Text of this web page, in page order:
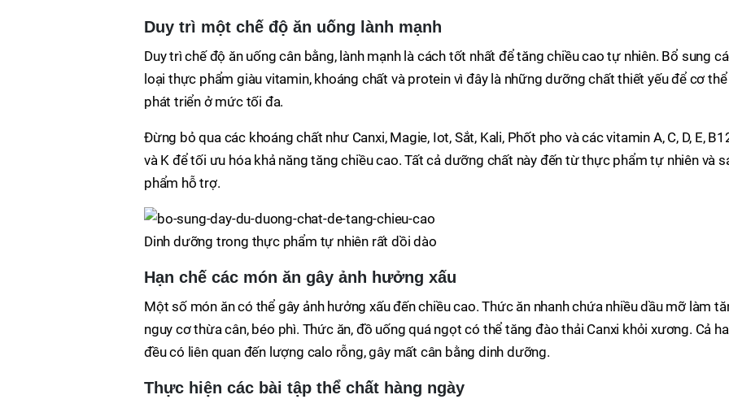
Duy trì một chế độ ăn uống lành mạnh
Duy trì chế độ ăn uống cân bằng, lành mạnh là cách tốt nhất để tăng chiều cao tự nhiên. Bổ sung
loại thực phẩm giàu vitamin, khoáng chất và protein vì đây là những dưỡng chất thiết yếu để cơ thể
phát triển ở mức tối đa.
Đừng bỏ qua các khoáng chất như Canxi, Magie, Iot, Sắt, Kali, Phốt pho và các vitamin A, C, D, E,
và K để tối ưu hóa khả năng tăng chiều cao. Tất cả dưỡng chất này đến từ thực phẩm tự nhiên và
phẩm hỗ trợ.
Dinh dưỡng trong thực phẩm tự nhiên rất dồi dào
Hạn chế các món ăn gây ảnh hưởng xấu
Một số món ăn có thể gây ảnh hưởng xấu đến chiều cao. Thức ăn nhanh chứa nhiều dầu mỡ làm
nguy cơ thừa cân, béo phì. Thức ăn, đồ uống quá ngọt có thể tăng đào thải Canxi khỏi xương. Cả
đều có liên quan đến lượng calo rỗng, gây mất cân bằng dinh dưỡng.
Thực hiện các bài tập thể chất hàng ngày